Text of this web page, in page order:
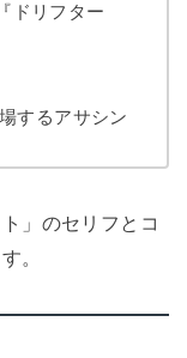
ドリフター
するアサシン
」のセリフとコ
。